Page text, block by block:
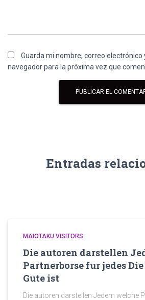
Guarda mi nombre, correo electrónico
navegador para la próxima vez que
Entradas
MAIOTAKU VISITORS
Die autoren darstellen
Partnerborse fur jedes
Gute ist
Die autoren darstellen Jedem welche